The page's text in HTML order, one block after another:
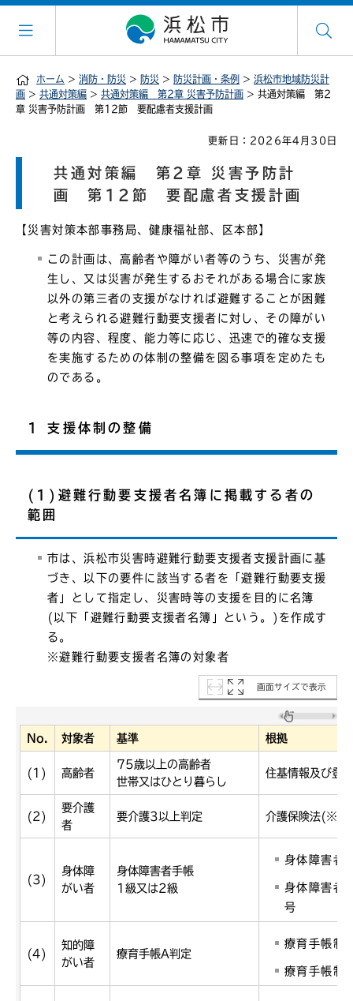
ホーム > 消防・防災 > 防災 > 防災計画・条例 > 浜松市地域防災計
画 > 共通対策編 > 共通対策編 第2章 災害予防計画 > 共通対策編 第2
章 災害予防計画 第12節 要配慮者支援計画
更新日：2026年4月30日
共通対策編 第2章 災害予防計
画 第12節 要配慮者支援計画
【災害対策本部事務局、健康福祉部、区本部】
この計画は、高齢者や障がい者等のうち、災害が発
生し、又は災害が発生するおそれがある場合に家族
以外の第三者の支援がなければ避難することが困難
と考えられる避難行動要支援者に対し、その障がい
等の内容、程度、能力等に応じ、迅速で的確な支援
を実施するための体制の整備を図る事項を定めたも
のである。
1 支援体制の整備
(1)避難行動要支援者名簿に掲載する者の
範囲
市は、浜松市災害時避難行動要支援者支援計画に基
づき、以下の要件に該当する者を「避難行動要支援
者」として指定し、災害時等の支援を目的に名簿
(以下「避難行動要支援者名簿」という。)を作成す
る。
※避難行動要支援者名簿の対象者
画面サイズで表示
No. 対象者 基準 根拠
(1) 高齢者
75歳以上の高齢者
世帯又はひとり暮らし
住基情報及び登
(2)
要介護
者
要介護3以上判定 介護保険法(※1)
(3)
身体障
がい者
身体障害者手帳
1級又は2級
身体障害
身体障害者
号
(4)
知的障
がい者
療育手帳A判定
療育手帳
療育手帳制